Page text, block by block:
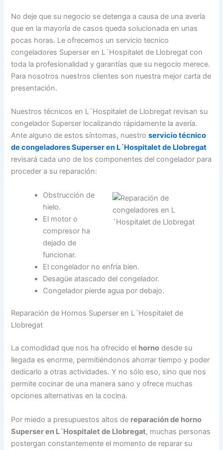
No deje que su negocio se detenga a causa de una avería
que en la mayoría de casos queda solucionada en unas
pocas horas. Le ofrecemos un servicio tecnico
congeladores Superser en L´Hospitalet de Llobregat con
toda la profesionalidad y garantías que su negocio merece.
Para nosotros nuestros clientes son nuestra mejor carta de
presentación.
Nuestros técnicos en L´Hospitalet de Llobregat revisan su
congelador Superser localizando rápidamente la avería.
Ante alguno de estos síntomas, nuestroservicio técnico
de congeladores Superser en L´Hospitalet de Llobregat
revisará cada uno de los componentes del congelador para
proceder a su reparación:
Obstrucción de
hielo.
El motor o
compresor ha
dejado de
funcionar.
El congelador no enfría bien.
Desagüe atascado del congelador.
Congelador pierde agua por debajo.
Reparación de Hornos Superser en L´Hospitalet de
Llobregat
La comodidad que nos ha ofrecido el horno desde su
llegada es enorme, permitiéndonos ahorrar tiempo y poder
dedicarlo a otras actividades. Y no sólo eso, sino que nos
permite cocinar de una manera sano y ofrece muchas
opciones alternativas en la cocina.
Por miedo a presupuestos altos de reparación de horno
Superser en L´Hospitalet de Llobregat, muchas personas
postergan constantemente el momento de reparar su